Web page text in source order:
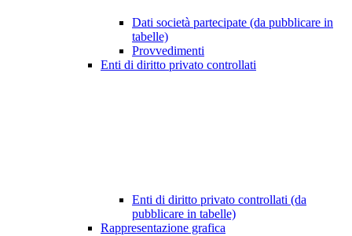
Dati società partecipate (da pubblicare in
tabelle)
Provvedimenti
Enti di diritto privato controllati
Enti di diritto privato controllati (da
pubblicare in tabelle)
Rappresentazione grafica